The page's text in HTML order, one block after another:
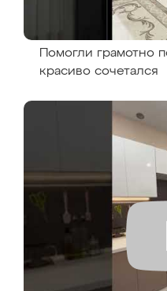
Помогли грамотно
красиво сочетался